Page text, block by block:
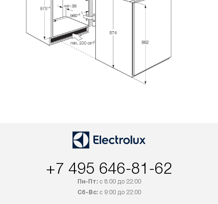
+7 495 646-81-62
Пн-Пт:с 8:00 до 22:00
Сб-Вс:с 9:00 до 22:00